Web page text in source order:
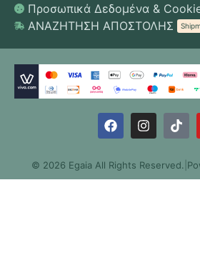
Προσωπικά Δεδομένα &
ΑΝΑΖΗΤΗΣΗ ΑΠΟΣΤΟΛΗΣ
© 2026 Egaia All Rights Reserved.